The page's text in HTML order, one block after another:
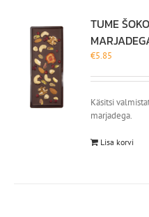
TUME
€5.85
Käsitsi
marjadega.
Lisa korvi